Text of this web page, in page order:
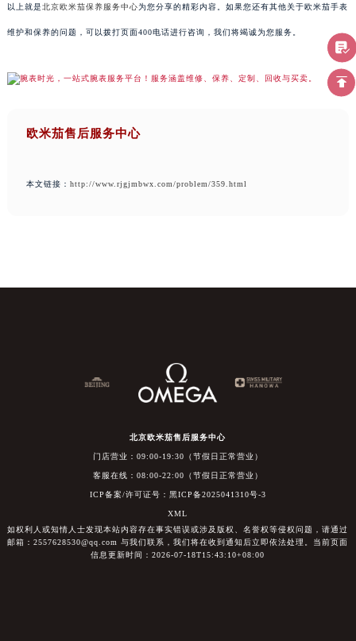
以上就是北京欧米茄保养服务中心为您分享的精彩内容。如果您还有其他关于欧米茄手表
维护和保养的问题，可以拨打页面400电话进行咨询，我们将竭诚为您服务。
欧米茄售后服务中心
本文链接： http://www.rjgjmbwx.com/problem/359.html
北京欧米茄售后服务中心
门店营业：09:00-19:30（节假日正常营业）
客服在线：08:00-22:00（节假日正常营业）
ICP备案/许可证号：黑ICP备2025041310号-3
XML
如权利人或知情人士发现本站内容存在事实错误或涉及版权、名誉权等侵权问题，请通过
邮箱：2557628530@qq.com 与我们联系，我们将在收到通知后立即依法处理。当前页面
信息更新时间：2026-07-18T15:43:10+08:00